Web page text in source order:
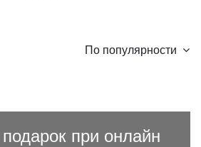
По популярности
подарок при онлайн